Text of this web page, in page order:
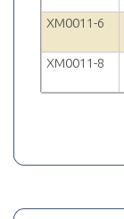
XM0011-6
XM0011-8